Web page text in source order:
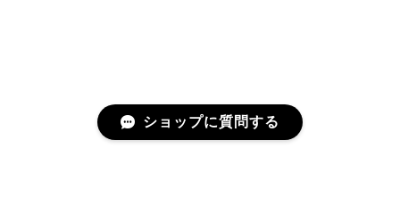
ショップに質問する